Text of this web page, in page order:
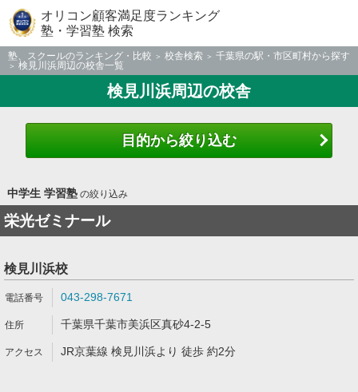
オリコン顧客満足度ランキング
塾・学習塾 検索
塾、スクールのランキング・比較 校舎検索
千葉県の駅・市区町村から探す
検見川浜周辺の校舎一覧
検見川浜周辺の校舎
目的から絞り込む
中学生 学習塾の絞り込み
栄光ゼミナール
検見川浜校
043-298-7671
千葉県千葉市美浜区真砂4-2-5
JR京葉線 検見川浜より 徒歩 約2分